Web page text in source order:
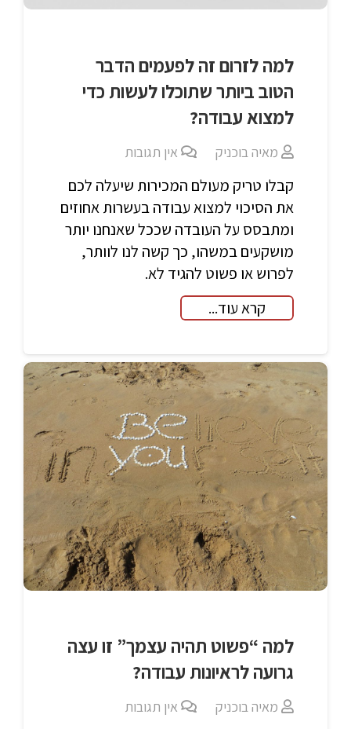
למה לזרום זה לפעמים הדבר
הטוב ביותר שתוכלו לעשות כדי
למצוא עבודה?
מאיה בוכניק אין תגובות
קבלו טריק מעולם המכירות שיעלה לכם
את הסיכוי למצוא עבודה בעשרות אחוזים
ומתבסס על העובדה שככל שאנחנו יותר
מושקעים במשהו, כך קשה לנו לוותר,
לפרוש או פשוט להגיד לא.
קרא עוד...
למה “פשוט תהיה עצמך” זו עצה
גרועה לראיונות עבודה?
מאיה בוכניק אין תגובות